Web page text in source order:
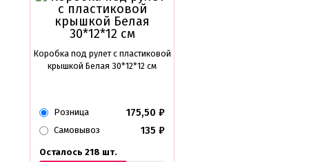
Коробка под рулет с пластиковой
крышкой Белая 30*12*12 см
Розница 175,50 ₽
Самовывоз 135 ₽
Осталось 218 шт.